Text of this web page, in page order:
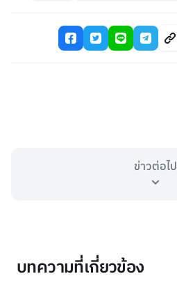
ข่าวต่อไป
บทความที่เกี่ยวข้อง